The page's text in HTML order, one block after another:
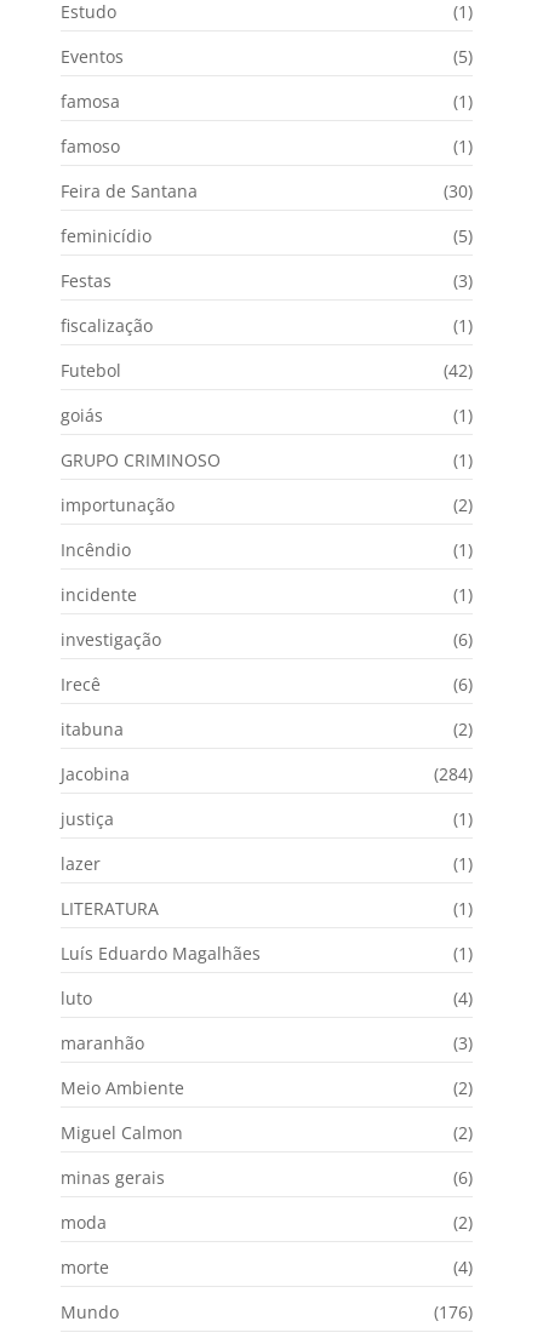
Estudo
(1)
Eventos
(5)
famosa
(1)
famoso
(1)
Feira de Santana
(30)
feminicídio
(5)
Festas
(3)
fiscalização
(1)
Futebol
(42)
goiás
(1)
GRUPO CRIMINOSO
(1)
importunação
(2)
Incêndio
(1)
incidente
(1)
investigação
(6)
Irecê
(6)
itabuna
(2)
Jacobina
(284)
justiça
(1)
lazer
(1)
LITERATURA
(1)
Luís Eduardo Magalhães
(1)
luto
(4)
maranhão
(3)
Meio Ambiente
(2)
Miguel Calmon
(2)
minas gerais
(6)
moda
(2)
morte
(4)
Mundo
(176)